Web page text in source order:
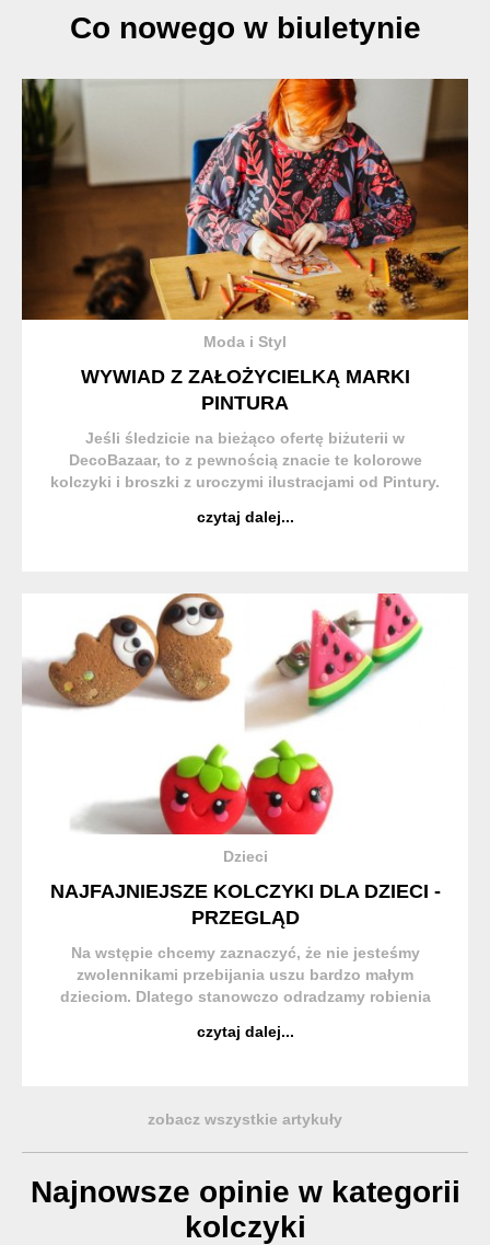
Co nowego w biuletynie
Moda i Styl
WYWIAD Z ZAŁOŻYCIELKĄ MARKI
PINTURA
Jeśli śledzicie na bieżąco ofertę biżuterii w
DecoBazaar, to z pewnością znacie te kolorowe
kolczyki i broszki z uroczymi ilustracjami od Pintury.
własnoręcznie tworzy te cudeńka. Twoje prace wyg...
czytaj dalej...
Dzieci
NAJFAJNIEJSZE KOLCZYKI DLA DZIECI -
PRZEGLĄD
Na wstępie chcemy zaznaczyć, że nie jesteśmy
zwolennikami przebijania uszu bardzo małym
dzieciom. Dlatego stanowczo odradzamy robienia
zdarza się nam widzieć przebite uszy już u
czytaj dalej...
zobacz wszystkie artykuły
Najnowsze opinie w kategorii
kolczyki